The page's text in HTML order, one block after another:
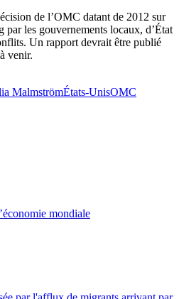
de l’OMC datant de 2012 sur
par les gouvernements locaux, d’État
Un rapport devrait être publié
venir.
MalmströmÉtats-UnisOMC
mondiale